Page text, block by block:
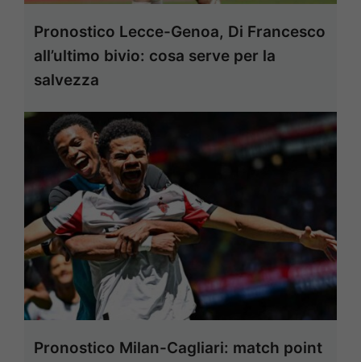
Pronostico Lecce-Genoa, Di Francesco
all’ultimo bivio: cosa serve per la
salvezza
Pronostico Milan-Cagliari: match point